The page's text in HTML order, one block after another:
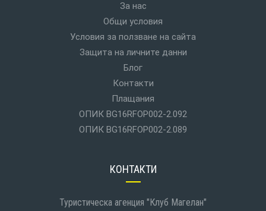
За нас
Общи условия
Условия за ползване на сайта
Защита на личните данни
Блог
Контакти
Плащания
ОПИК BG16RFOP002-2.092
ОПИК BG16RFOP002-2.089
КОНТАКТИ
Туристическа агенция "Клуб Магелан"